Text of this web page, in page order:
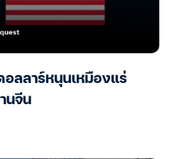
ลลาร์หนุนเหมืองแร่
นจีน